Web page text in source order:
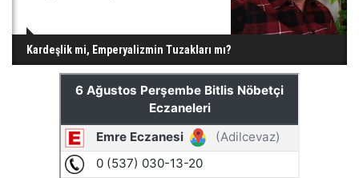
Kardeşlik mi, Emperyalizmin Tuzakları mı?